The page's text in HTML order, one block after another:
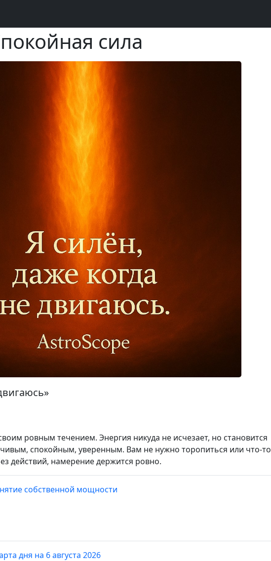
сила
ровным течением. Энергия никуда не исчезает, но становится
спокойным, уверенным. Вам не нужно торопиться или что‑то
действий, намерение держится ровно.
собственной мощности
дня на 6 августа 2026